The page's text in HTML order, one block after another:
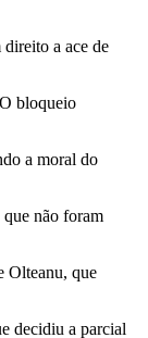
a ace de
bloqueio
a moral do
que não foram
Olteanu, que
decidiu a parcial